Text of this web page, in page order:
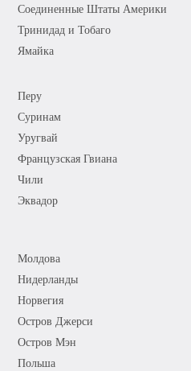
Соединенные Штаты Америки
Тринидад и Тобаго
Ямайка
Перу
Суринам
Уругвай
Французская Гвиана
Чили
Эквадор
Молдова
Нидерланды
Норвегия
Остров Джерси
Остров Мэн
Польша